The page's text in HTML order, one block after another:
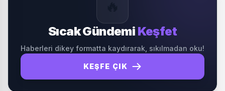
Sıcak Gündemi Keşfet
Haberleri dikey formatta kaydırarak, sıkılmadan oku!
KEŞFE ÇIK